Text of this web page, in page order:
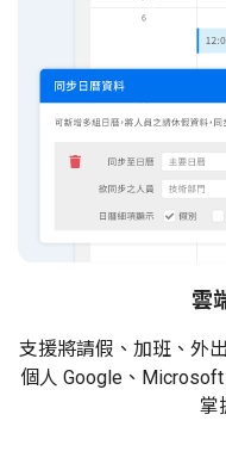
雲
支援將請假、加班、外
個人 Google、
掌